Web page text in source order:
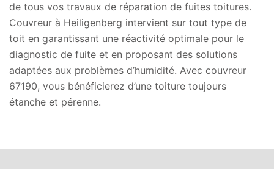
de tous vos travaux de réparation de fuites toitures.
Couvreur à Heiligenberg intervient sur tout type de
toit en garantissant une réactivité optimale pour le
diagnostic de fuite et en proposant des solutions
adaptées aux problèmes d’humidité. Avec couvreur
67190, vous bénéficierez d’une toiture toujours
étanche et pérenne.